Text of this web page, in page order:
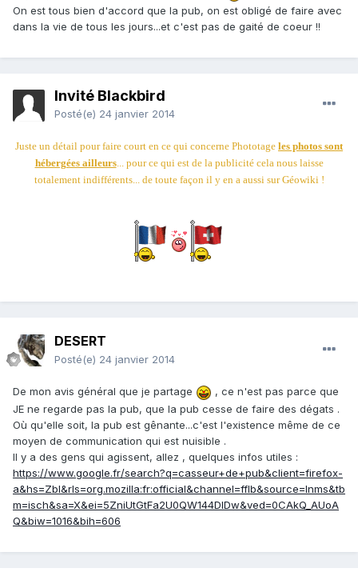
On est tous bien d'accord que la pub, on est obligé de faire avec
dans la vie de tous les jours...et c'est pas de gaité de coeur !!
Invité Blackbird
Posté(e) 24 janvier 2014
Juste un détail pour faire court en ce qui concerne Phototage les photos sont
hébergées ailleurs... pour ce qui est de la publicité cela nous laisse
totalement indifférents... de toute façon il y en a aussi sur Géowiki !
DESERT
Posté(e) 24 janvier 2014
De mon avis général que je partage
, ce n'est pas parce que
JE ne regarde pas la pub, que la pub cesse de faire des dégats .
Où qu'elle soit, la pub est gênante...c'est l'existence même de ce
moyen de communication qui est nuisible .
Il y a des gens qui agissent, allez , quelques infos utiles :
https://www.google.fr/search?q=casseur+de+pub&client=firefox-
a&hs=Zbl&rls=org.mozilla:fr:official&channel=fflb&source=lnms&tb
m=isch&sa=X&ei=5ZniUtGtFa2U0QW144DIDw&ved=0CAkQ_AUoA
Q&biw=1016&bih=606